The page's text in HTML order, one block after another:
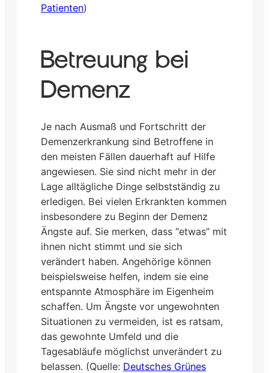
Patienten)
Betreuung bei
Demenz
Je nach Ausmaß und Fortschritt der
Demenzerkrankung sind Betroffene in
den meisten Fällen dauerhaft auf Hilfe
angewiesen. Sie sind nicht mehr in der
Lage alltägliche Dinge selbstständig zu
erledigen. Bei vielen Erkrankten kommen
insbesondere zu Beginn der Demenz
Ängste auf. Sie merken, dass “etwas” mit
ihnen nicht stimmt und sie sich
verändert haben. Angehörige können
beispielsweise helfen, indem sie eine
entspannte Atmosphäre im Eigenheim
schaffen. Um Ängste vor ungewohnten
Situationen zu vermeiden, ist es ratsam,
das gewohnte Umfeld und die
Tagesabläufe möglichst unverändert zu
belassen. (Quelle: Deutsches Grünes